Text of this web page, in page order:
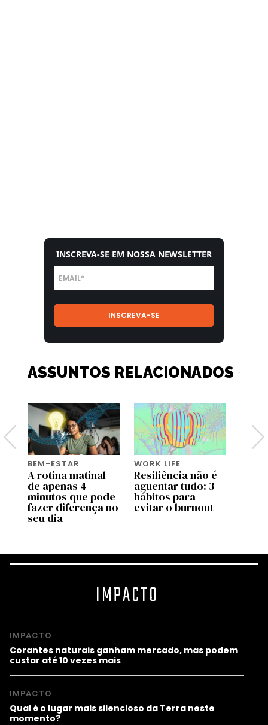
INSCREVA-SE EM NOSSA NEWSLETTER
ASSUNTOS RELACIONADOS
BEM-ESTAR
A rotina matinal
de apenas 4
minutos que pode
fazer diferença no
seu dia
WORK LIFE
Resiliência não é
aguentar tudo: 3
hábitos para
evitar o burnout
IMPACTO
IMPACTO
Corantes naturais ganham mercado, mas podem
custar até 10 vezes mais
IMPACTO
Qual é o lugar mais silencioso da Terra neste
momento?